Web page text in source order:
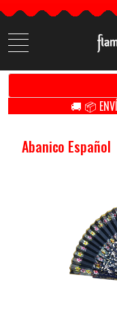
Buscar
productos
🚚 📦
Abanico Español